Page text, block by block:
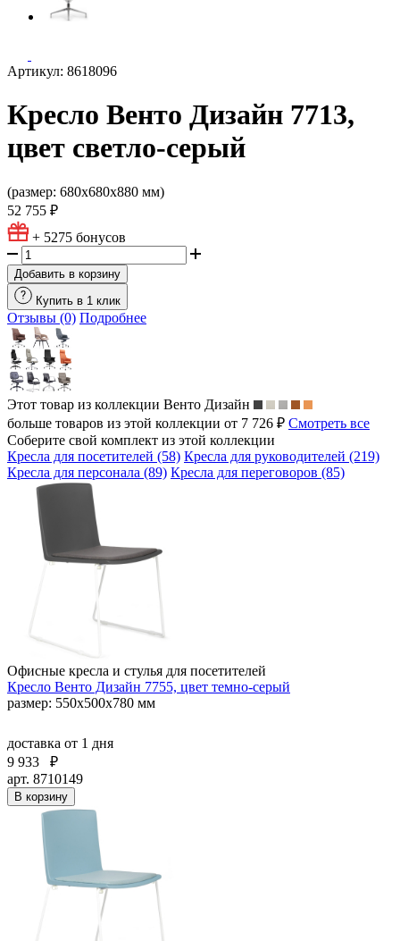
Артикул: 8618096
Кресло Венто Дизайн 7713,
цвет светло-серый
(размер: 680х680х880 мм)
52 755 ₽
+ 5275 бонусов
Добавить в корзину
Купить в 1 клик
Отзывы (0) Подробнее
Этот товар из коллекции Венто Дизайн
больше товаров из этой коллекции от 7 726 ₽ Смотреть все
Соберите свой комплект из этой коллекции
Кресла для посетителей (58) Кресла для руководителей (219)
Кресла для персонала (89) Кресла для переговоров (85)
Офисные кресла и стулья для посетителей
Кресло Венто Дизайн 7755, цвет темно-серый
размер: 550х500х780 мм
доставка от 1 дня
9 933
₽
арт. 8710149
В корзину